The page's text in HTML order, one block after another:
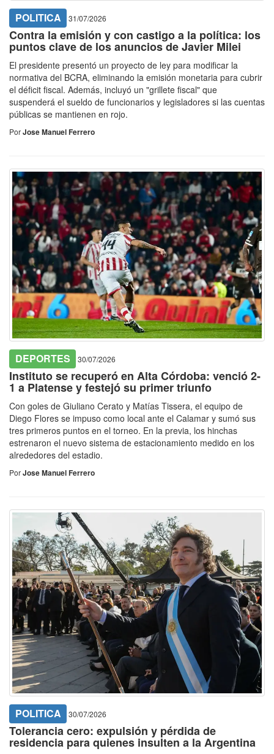
POLITICA 31/07/2026
Contra la emisión y con castigo a la política: los
puntos clave de los anuncios de Javier Milei
El presidente presentó un proyecto de ley para modificar la
normativa del BCRA, eliminando la emisión monetaria para cubrir
el déficit fiscal. Además, incluyó un "grillete fiscal" que
suspenderá el sueldo de funcionarios y legisladores si las cuentas
públicas se mantienen en rojo.
PorJose Manuel Ferrero
DEPORTES 30/07/2026
Instituto se recuperó en Alta Córdoba: venció 2-
1 a Platense y festejó su primer triunfo
Con goles de Giuliano Cerato y Matías Tissera, el equipo de
Diego Flores se impuso como local ante el Calamar y sumó sus
tres primeros puntos en el torneo. En la previa, los hinchas
estrenaron el nuevo sistema de estacionamiento medido en los
alrededores del estadio.
PorJose Manuel Ferrero
POLITICA 30/07/2026
Tolerancia cero: expulsión y pérdida de
residencia para quienes insulten a la Argentina